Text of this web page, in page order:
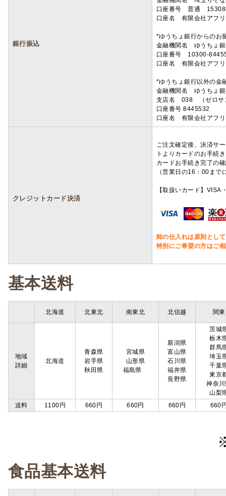
銀行振込
口座番号 普通
口座名 有限会社アフ
*ゆうちょ銀行からのお
金融機関名 ゆうちょ
口座番号 10300-
口座名 有限会社アフ
*ゆうちょ銀行以外の金
金融機関名 ゆうちょ
支店名 038 （ゼロサ
口座番号 8445532
口座名 有限会社アフ
クレジットカード決済
ご注文確定後、決済サ
トよりカードのお手続
カードお手続き完了の
（営業日の16：00ま
【取扱いカード】
卸の仕入れは原則とし
特別にご希望の方はご
基本送料
北海道 北東北 南東北 北信越 関東
地域
詳細
北海道
青森県
岩手県
秋田県
宮城県
山形県
福島県
新潟県
富山県
石川県
福井県
長野県
茨城
栃木
群馬
埼玉
千葉
東京
神奈
山梨
送料
1100円 660円 660円 660円 660
食品基本送料